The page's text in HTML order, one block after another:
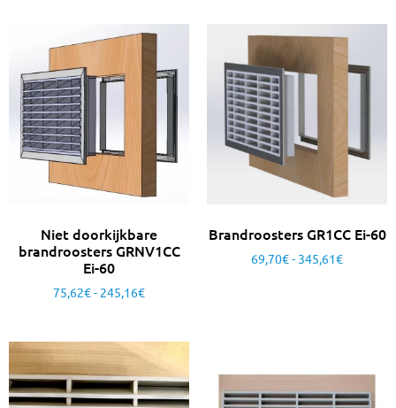
Niet doorkijkbare
brandroosters GRNV1CC
Ei-60
75,62€- 245,16€
Brandroosters GR1CC Ei-60
69,70€- 345,61€